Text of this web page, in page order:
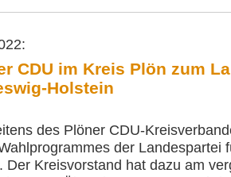
CDU im Kreis Plön zum
Holstein
des Plöner CDU-
der Landespartei
Der Kreisvorstand hat dazu am